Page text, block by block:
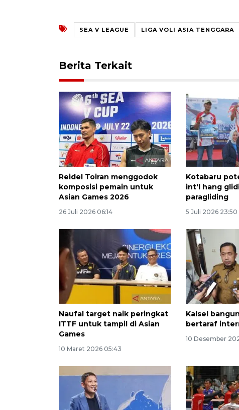
SEA V LEAGUE LIGA VOLI ASIA TENGGARA
Berita Terkait
Reidel Toiran menggodok
komposisi pemain untuk
Asian Games 2026
26 Juli 2026 06:14
Kotabaru
int'l hang
paragliding
5 Juli 2026 23:50
Naufal target naik peringkat
ITTF untuk tampil di Asian
Games
10 Maret 2026 05:43
Kalsel
bertaraf
10 Desember